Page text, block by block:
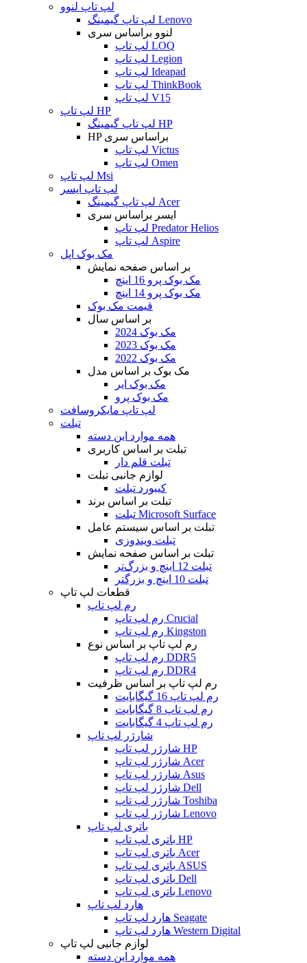
لپ تاپ لنوو
لپ تاپ گیمینگ Lenovo
لنوو براساس سری
لپ تاپ LOQ
لپ تاپ Legion
لپ تاپ Ideapad
لپ تاپ ThinkBook
لپ تاپ V15
لپ تاپ HP
لپ تاپ گیمینگ HP
HP براساس سری
لپ تاپ Victus
لپ تاپ Omen
لپ تاپ Msi
لپ تاپ ایسر
لپ تاپ گیمینگ Acer
ایسر براساس سری
لپ تاپ Predator Helios
لپ تاپ Aspire
مک بوک اپل
بر اساس صفحه نمایش
مک بوک پرو 16 اینچ
مک بوک پرو 14 اینچ
قیمت مک بوک
بر اساس سال
مک بوک 2024
مک بوک 2023
مک بوک 2022
مک بوک بر اساس مدل
مک بوک ایر
مک بوک پرو
لپ تاپ مایکروسافت
تبلت
همه موارد این دسته
تبلت بر اساس کاربری
تبلت قلم دار
لوازم جانبی تبلت
کیبورد تبلت
تبلت بر اساس برند
تبلت Microsoft Surface
تبلت بر اساس سیستم عامل
تبلت ویندوزی
تبلت بر اساس صفحه نمایش
تبلت 12 اینچ و بزرگ‌تر
تبلت 10 اینچ و بزرگتر
قطعات لپ تاپ
رم لپ تاپ
رم لپ تاپ Crucial
رم لپ تاپ Kingston
رم لپ تاپ بر اساس نوع
رم لپ تاپ DDR5
رم لپ تاپ DDR4
رم لپ تاپ بر اساس ظرفیت
رم لپ تاپ 16 گیگابایت
رم لپ تاپ 8 گیگابایت
رم لپ تاپ 4 گیگابایت
شارژر لپ تاپ
شارژر لپ تاپ HP
شارژر لپ تاپ Acer
شارژر لپ تاپ Asus
شارژر لپ تاپ Dell
شارژر لپ تاپ Toshiba
شارژر لپ تاپ Lenovo
باتری لپ تاپ
باتری لپ تاپ HP
باتری لپ تاپ Acer
باتری لپ تاپ ASUS
باتری لپ تاپ Dell
باتری لپ تاپ Lenovo
هارد لپ تاپ
هارد لپ تاپ Seagate
هارد لپ تاپ Western Digital
لوازم جانبی لپ تاپ
همه موارد این دسته